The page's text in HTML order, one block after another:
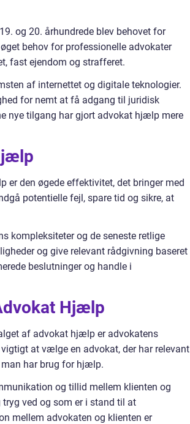
og 20. århundrede blev behovet for
behov for professionelle advokater
fast ejendom og strafferet.
af internettet og digitale teknologier.
for nemt at få adgang til juridisk
nye tilgang har gjort advokat hjælp mere
den øgede effektivitet, det bringer med
potentielle fejl, spare tid og sikre, at
kompleksiteter og de seneste retlige
og give relevant rådgivning baseret
beslutninger og handle i
Hjælp
af advokat hjælp er advokatens
at vælge en advokat, der har relevant
man har brug for hjælp.
og tillid mellem klienten og
ved og som er i stand til at
mellem advokaten og klienten er